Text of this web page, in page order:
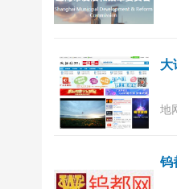
大
地
话